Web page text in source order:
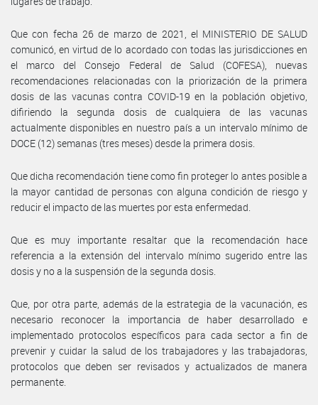
Que con fecha 26 de marzo de 2021, el MINISTERIO DE SALUD
comunicó, en virtud de lo acordado con todas las jurisdicciones en
el marco del Consejo Federal de Salud (COFESA), nuevas
recomendaciones relacionadas con la priorización de la primera
dosis de las vacunas contra COVID-19 en la población objetivo,
difiriendo la segunda dosis de cualquiera de las vacunas
actualmente disponibles en nuestro país a un intervalo mínimo de
DOCE (12) semanas (tres meses) desde la primera dosis.
Que dicha recomendación tiene como fin proteger lo antes posible a
la mayor cantidad de personas con alguna condición de riesgo y
reducir el impacto de las muertes por esta enfermedad.
Que es muy importante resaltar que la recomendación hace
referencia a la extensión del intervalo mínimo sugerido entre las
dosis y no a la suspensión de la segunda dosis.
Que, por otra parte, además de la estrategia de la vacunación, es
necesario reconocer la importancia de haber desarrollado e
implementado protocolos específicos para cada sector a fin de
prevenir y cuidar la salud de los trabajadores y las trabajadoras,
protocolos que deben ser revisados y actualizados de manera
permanente.